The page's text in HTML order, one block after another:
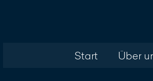
Start Über